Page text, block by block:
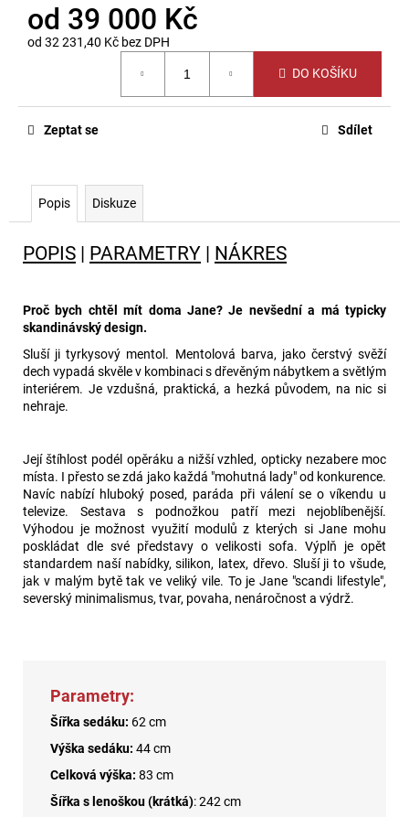
od 39 000 Kč
od 32 231,40 Kč bez DPH
DO KOŠÍKU
Zeptat se Sdílet
Popis Diskuze
POPIS | PARAMETRY | NÁKRES
Proč bych chtěl mít doma Jane? Je nevšední a má typicky
skandinávský design.
Sluší ji tyrkysový mentol. Mentolová barva, jako čerstvý svěží
dech vypadá skvěle v kombinaci s dřevěným nábytkem a světlým
interiérem. Je vzdušná, praktická, a hezká původem, na nic si
nehraje.
Její štíhlost podél opěráku a nižší vzhled, opticky nezabere moc
místa. I přesto se zdá jako každá "mohutná lady" od konkurence.
Navíc nabízí hluboký posed, paráda při válení se o víkendu u
televize. Sestava s podnožkou patří mezi nejoblíbenější.
Výhodou je možnost využití modulů z kterých si Jane mohu
poskládat dle své představy o velikosti sofa. Výplň je opět
standardem naší nabídky, silikon, latex, dřevo. Sluší ji to všude,
jak v malým bytě tak ve veliký vile. To je Jane "scandi lifestyle",
severský minimalismus, tvar, povaha, nenáročnost a výdrž.
Parametry:
Šířka sedáku: 62 cm
Výška sedáku: 44 cm
Celková výška: 83 cm
Šířka s lenoškou (krátká): 242 cm